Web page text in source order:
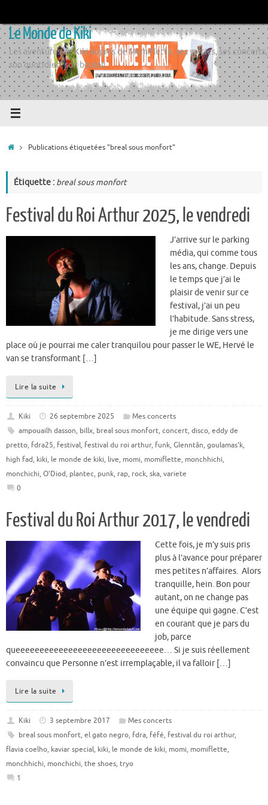
contenu
Le Monde de Kiki
Les aventures de Kiki auprès de Momiflette, ses sorties, ses concerts,
son quotidien, son boulot
AccueilPublications étiquetées "breal sous monfort"
Étiquette : breal sous monfort
Festival du Roi Arthur 2025, le vendredi
J’arrive sur le parking
média, qui comme tous
les ans, change. Depuis
le temps que j’ai le
plaisir de venir sur ce
festival, j’ai un peu
l’habitude. Sans stress,
je me dirige vers une
place où je pourrai me caler tranquilou pour passer le WE, Hervé le
van se transformant […]
Lire la suite
Kiki 26 septembre 2025
Mes concerts
ampouailh dasson, billx, breal sous monfort, concert, disco, eddy de
pretto, fdra25, festival, festival du roi arthur, funk, Glenntãn, goulamas'k,
high fad, kiki, le monde de kiki, live, momi, momiflette, monchhichi,
monchichi, O'Diod, plantec, punk, rap, rock, ska, variete
0
Festival du Roi Arthur 2017, le vendredi
Cette fois, je m’y suis pris
plus à l’avance pour préparer
mes petites n’affaires. Alors
tranquille, hein. Bon pour
autant, on ne change pas
une équipe qui gagne. C’est
en courant que je pars du
job, parce
queeeeeeeeeeeeeeeeeeeeeeeeeeeeeee… Si je suis réellement
convaincu que Personne n’est irremplaçable, il va falloir […]
Lire la suite
Kiki 3 septembre 2017
Mes concerts
breal sous monfort, el gato negro, fdra, féfé, festival du roi arthur,
flavia coelho, kaviar special, kiki, le monde de kiki, momi, momiflette,
monchhichi, monchichi, the shoes, tryo
1